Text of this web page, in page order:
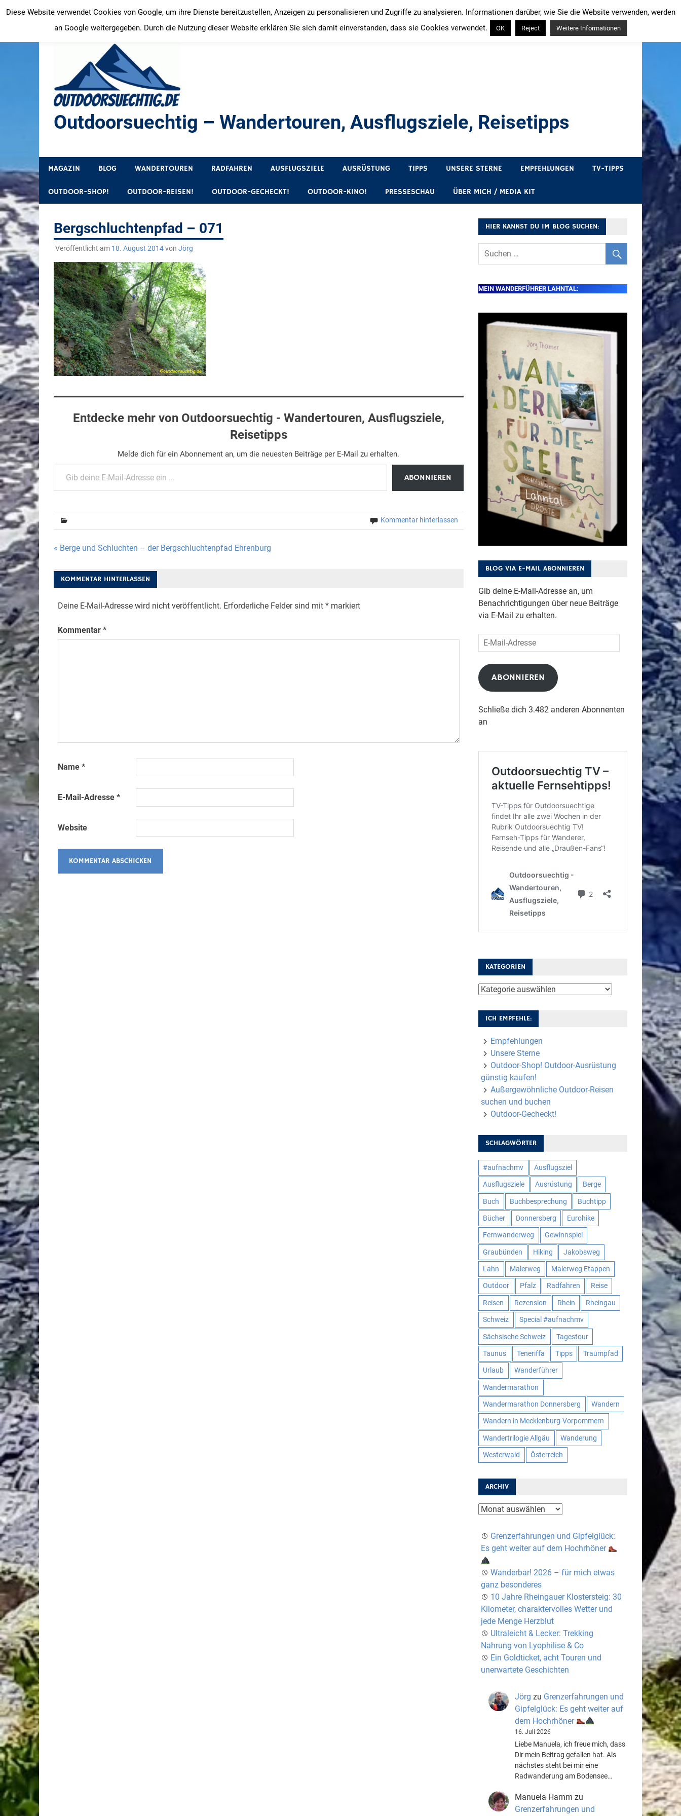
Inhalt
springen
Outdoorsuechtig – Wandertouren, Ausflugsziele, Reisetipps
MAGAZIN BLOG WANDERTOUREN RADFAHREN AUSFLUGSZIELE AUSRÜSTUNG TIPPS UNSERE STERNE EMPFEHLUNGEN TV-TIPPS
OUTDOOR-SHOP! OUTDOOR-REISEN! OUTDOOR-GECHECKT! OUTDOOR-KINO! PRESSESCHAU ÜBER MICH / MEDIA KIT
Bergschluchtenpfad – 071
Veröffentlicht am 18. August 2014von Jörg
Entdecke mehr von Outdoorsuechtig - Wandertouren, Ausflugsziele,
Reisetipps
Melde dich für ein Abonnement an, um die neuesten Beiträge per E-Mail zu erhalten.
Gib deine E-Mail-Adresse ein ...
ABONNIEREN
Kommentar hinterlassen
Beitragsnavigation
« Berge und Schluchten – der Bergschluchtenpfad Ehrenburg
KOMMENTAR HINTERLASSEN
Deine E-Mail-Adresse wird nicht veröffentlicht. Erforderliche Felder sind mit *markiert
Kommentar *
Name *
E-Mail-Adresse *
Website
HIER KANNST DU IM BLOG SUCHEN:
MEIN WANDERFÜHRER LAHNTAL:
BLOG VIA E-MAIL ABONNIEREN
Gib deine E-Mail-Adresse an, um
Benachrichtigungen über neue Beiträge
via E-Mail zu erhalten.
E-
Mail-
Adresse
ABONNIEREN
Schließe dich 3.482 anderen Abonnenten
an
KATEGORIEN
Kategorien
ICH EMPFEHLE:
Empfehlungen
Unsere Sterne
Outdoor-Shop! Outdoor-Ausrüstung
günstig kaufen!
Außergewöhnliche Outdoor-Reisen
suchen und buchen
Outdoor-Gecheckt!
SCHLAGWÖRTER
#aufnachmv Ausflugsziel
Ausflugsziele Ausrüstung Berge
Buch Buchbesprechung Buchtipp
Bücher Donnersberg Eurohike
Fernwanderweg Gewinnspiel
Graubünden Hiking Jakobsweg
Lahn Malerweg Malerweg Etappen
Outdoor Pfalz Radfahren Reise
Reisen Rezension Rhein Rheingau
Schweiz Special #aufnachmv
Sächsische Schweiz Tagestour
Taunus Teneriffa Tipps Traumpfad
Urlaub Wanderführer
Wandermarathon
Wandermarathon Donnersberg Wandern
Wandern in Mecklenburg-Vorpommern
Wandertrilogie Allgäu Wanderung
Westerwald Österreich
ARCHIV
Archiv
Grenzerfahrungen und Gipfelglück:
Es geht weiter auf dem Hochrhöner
Wanderbar! 2026 – für mich etwas
ganz besonderes
10 Jahre Rheingauer Klostersteig: 30
Kilometer, charaktervolles Wetter und
jede Menge Herzblut
Ultraleicht & Lecker: Trekking
Nahrung von Lyophilise & Co
Ein Goldticket, acht Touren und
unerwartete Geschichten
Jörg zu Grenzerfahrungen und
Gipfelglück: Es geht weiter auf
dem Hochrhöner
16. Juli 2026
Liebe Manuela, ich freue mich, dass
Dir mein Beitrag gefallen hat. Als
nächstes steht bei mir eine
Radwanderung am Bodensee…
Manuela Hamm zu
Grenzerfahrungen und
Diese Website verwendet Cookies von Google, um ihre Dienste bereitzustellen, Anzeigen zu personalisieren und Zugriffe zu analysieren. Informationen darüber, wie Sie die Website verwenden, werden
an Google weitergegeben. Durch die Nutzung dieser Website erklären Sie sich damit einverstanden, dass sie Cookies verwendet.
OK Reject Weitere Informationen